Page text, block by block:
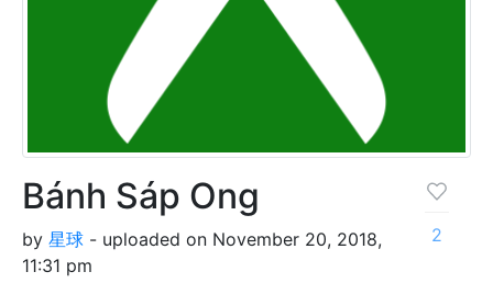
Bánh Sáp Ong
by 星球 - uploaded on November 20, 2018,
11:31 pm
2